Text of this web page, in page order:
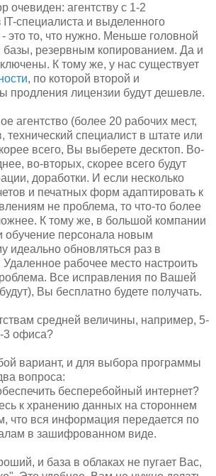
очевиден: агентству с 1-2
специалиста и выделенного
это то, что нужно. Меньше головной
базы, резервным копированием. Да и
К тому же, у нас существует
, по которой второй и
продления лицензии будут дешевле.
агентство (более 20 рабочих мест,
технический специалист в штате или
всего, Вы выберете десктоп. Во-
во-вторых, скорее всего будут
доработки. И если несколько
и печатных форм адаптировать к
не проблема, то что-то более
К тому же, в большой компании
обучение персонала новым
идеально обновляться раз в
Удаленное рабочее место настроить
Все исправления по Вашей
Вы бесплатно будете получать.
средней величины, например, 5-
3 офиса?
вариант, и для выбора программы
вопроса:
бесперебойный интернет?
к хранению данных на стороннем
что вся информация передается по
в зашифрованном виде.
и база в облаках не пугает Вас,